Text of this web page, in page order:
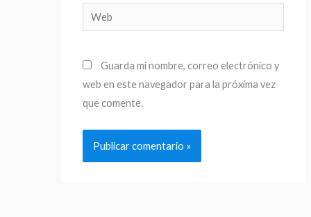
Web
Guarda mi nombre, correo electrónico y
web en este navegador para la próxima vez
que comente.